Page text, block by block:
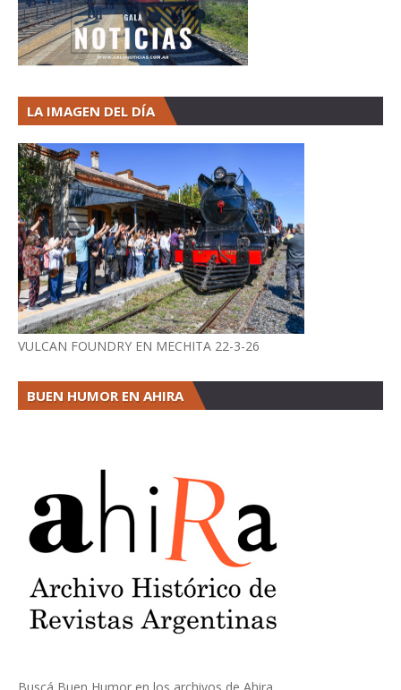
LA IMAGEN DEL DÍA
VULCAN FOUNDRY EN MECHITA 22-3-26
BUEN HUMOR EN AHIRA